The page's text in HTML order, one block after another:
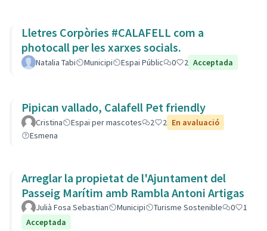
Lletres Corpòries #CALAFELL com a
photocall per les xarxes socials.
Natalia Tabi Municipi Espai Públic 0 2 Acceptada
Pipican vallado, Calafell Pet friendly
Cristina Espai per mascotes 2 2 En avaluació
Esmena
Arreglar la propietat de l'Ajuntament del
Passeig Marítim amb Rambla Antoni Artigas
Julià Fosa Sebastian Municipi Turisme Sostenible 0
1
Acceptada